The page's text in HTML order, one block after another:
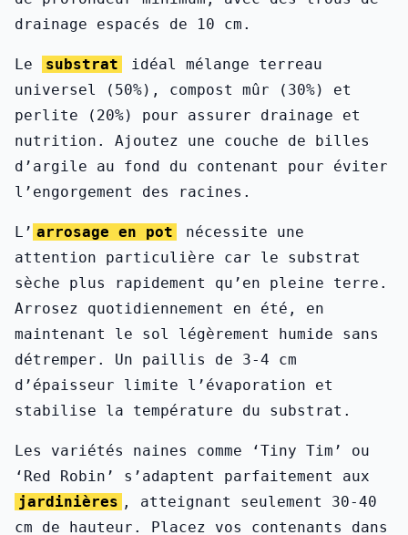
drainage espacés de 10 cm.
Le substrat
idéal mélange terreau
universel (50%), compost mûr (30%) et
perlite (20%) pour assurer drainage et
nutrition. Ajoutez une couche de billes
d’argile au fond du contenant pour éviter
l’engorgement des racines.
L’ arrosage en pot
nécessite une
attention particulière car le substrat
sèche plus rapidement qu’en pleine terre.
Arrosez quotidiennement en été, en
maintenant le sol légèrement humide sans
détremper. Un paillis de 3-4 cm
d’épaisseur limite l’évaporation et
stabilise la température du substrat.
Les variétés naines comme ‘Tiny Tim’ ou
‘Red Robin’ s’adaptent parfaitement aux
jardinières , atteignant seulement 30-40
cm de hauteur. Placez vos contenants dans